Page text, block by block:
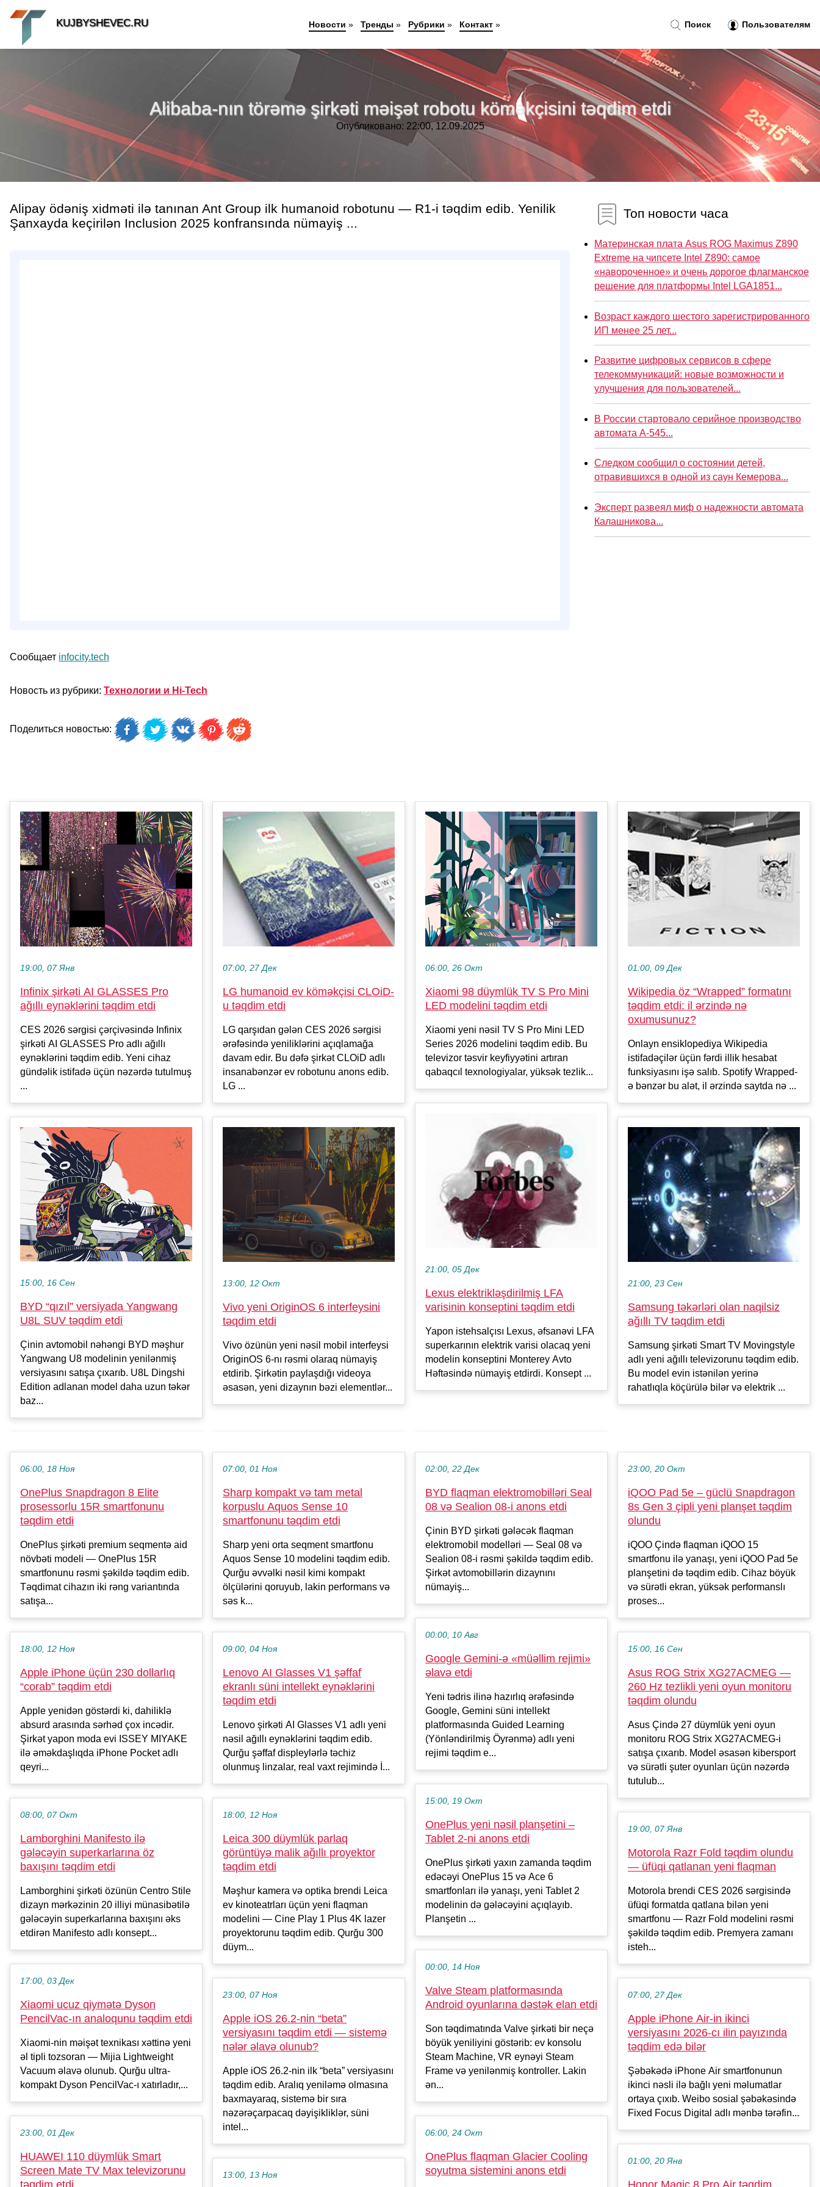
Alibaba-nın törəmə şirkəti məişət robotu köməkçisini təqdim etdi
Опубликовано: 22:00, 12.09.2025
Alipay ödəniş xidməti ilə tanınan Ant Group ilk humanoid robotunu — R1-i təqdim edib. Yenilik
Şanxayda keçirilən Inclusion 2025 konfransında nümayiş ...
Сообщает infocity.tech
Новость из рубрики: Технологии и Hi-Tech
Поделиться новостью:
Топ новости часа
Материнская плата Asus ROG Maximus Z890
Extreme на чипсете Intel Z890: самое
«навороченное» и очень дорогое флагманское
решение для платформы Intel LGA1851...
Возраст каждого шестого зарегистрированного
ИП менее 25 лет...
Развитие цифровых сервисов в сфере
телекоммуникаций: новые возможности и
улучшения для пользователей...
В России стартовало серийное производство
автомата А-545...
Следком сообщил о состоянии детей,
отравившихся в одной из саун Кемерова...
Эксперт развеял миф о надежности автомата
Калашникова...
19:00, 07 Янв
Infinix şirkəti AI GLASSES Pro
ağıllı eynəklərini təqdim etdi
CES 2026 sərgisi çərçivəsində Infinix
şirkəti AI GLASSES Pro adlı ağıllı
eynəklərini təqdim edib. Yeni cihaz
gündəlik istifadə üçün nəzərdə tutulmuş
...
15:00, 16 Сен
BYD “qızıl” versiyada Yangwang
U8L SUV təqdim etdi
Çinin avtomobil nəhəngi BYD məşhur
Yangwang U8 modelinin yenilənmiş
versiyasını satışa çıxarıb. U8L Dingshi
Edition adlanan model daha uzun təkər
baz...
07:00, 27 Дек
LG humanoid ev köməkçisi CLOiD-
u təqdim etdi
LG qarşıdan gələn CES 2026 sərgisi
ərəfəsində yeniliklərini açıqlamağa
davam edir. Bu dəfə şirkət CLOiD adlı
insanabənzər ev robotunu anons edib.
LG ...
13:00, 12 Окт
Vivo yeni OriginOS 6 interfeysini
təqdim etdi
Vivo özünün yeni nəsil mobil interfeysi
OriginOS 6-nı rəsmi olaraq nümayiş
etdirib. Şirkətin paylaşdığı videoya
əsasən, yeni dizaynın bəzi elementlər...
06:00, 26 Окт
Xiaomi 98 düymlük TV S Pro Mini
LED modelini təqdim etdi
Xiaomi yeni nəsil TV S Pro Mini LED
Series 2026 modelini təqdim edib. Bu
televizor təsvir keyfiyyətini artıran
qabaqcıl texnologiyalar, yüksək tezlik...
21:00, 05 Дек
Lexus elektrikləşdirilmiş LFA
varisinin konseptini təqdim etdi
Yapon istehsalçısı Lexus, əfsanəvi LFA
superkarının elektrik varisi olacaq yeni
modelin konseptini Monterey Avto
Həftəsində nümayiş etdirdi. Konsept ...
01:00, 09 Дек
Wikipedia öz “Wrapped” formatını
təqdim etdi: il ərzində nə
oxumusunuz?
Onlayn ensiklopediya Wikipedia
istifadəçilər üçün fərdi illik hesabat
funksiyasını işə salıb. Spotify Wrapped-
ə bənzər bu alət, il ərzində saytda nə ...
21:00, 23 Сен
Samsung təkərləri olan naqilsiz
ağıllı TV təqdim etdi
Samsung şirkəti Smart TV Movingstyle
adlı yeni ağıllı televizorunu təqdim edib.
Bu model evin istənilən yerinə
rahatlıqla köçürülə bilər və elektrik ...
06:00, 18 Ноя
OnePlus Snapdragon 8 Elite
prosessorlu 15R smartfonunu
təqdim etdi
OnePlus şirkəti premium seqmentə aid
növbəti modeli — OnePlus 15R
smartfonunu rəsmi şəkildə təqdim edib.
Təqdimat cihazın iki rəng variantında
satışa...
18:00, 12 Ноя
Apple iPhone üçün 230 dollarlıq
“corab” təqdim etdi
Apple yenidən göstərdi ki, dahiliklə
absurd arasında sərhəd çox incədir.
Şirkət yapon moda evi ISSEY MIYAKE
ilə əməkdaşlıqda iPhone Pocket adlı
qeyri...
08:00, 07 Окт
Lamborghini Manifesto ilə
gələcəyin superkarlarına öz
baxışını təqdim etdi
Lamborghini şirkəti özünün Centro Stile
dizayn mərkəzinin 20 illiyi münasibətilə
gələcəyin superkarlarına baxışını əks
etdirən Manifesto adlı konsept...
17:00, 03 Дек
Xiaomi ucuz qiymətə Dyson
PencilVac-ın analoqunu təqdim etdi
Xiaomi-nin məişət texnikası xəttinə yeni
əl tipli tozsoran — Mijia Lightweight
Vacuum əlavə olunub. Qurğu ultra-
kompakt Dyson PencilVac-ı xatırladır,...
23:00, 01 Дек
HUAWEI 110 düymlük Smart
Screen Mate TV Max televizorunu
təqdim etdi
07:00, 01 Ноя
Sharp kompakt və tam metal
korpuslu Aquos Sense 10
smartfonunu təqdim etdi
Sharp yeni orta seqment smartfonu
Aquos Sense 10 modelini təqdim edib.
Qurğu əvvəlki nəsil kimi kompakt
ölçülərini qoruyub, lakin performans və
səs k...
09:00, 04 Ноя
Lenovo AI Glasses V1 şəffaf
ekranlı süni intellekt eynəklərini
təqdim etdi
Lenovo şirkəti AI Glasses V1 adlı yeni
nəsil ağıllı eynəklərini təqdim edib.
Qurğu şəffaf displeylərlə təchiz
olunmuş linzalar, real vaxt rejimində İ...
18:00, 12 Ноя
Leica 300 düymlük parlaq
görüntüyə malik ağıllı proyektor
təqdim etdi
Məşhur kamera və optika brendi Leica
ev kinoteatrları üçün yeni flaqman
modelini — Cine Play 1 Plus 4K lazer
proyektorunu təqdim edib. Qurğu 300
düym...
23:00, 07 Ноя
Apple iOS 26.2-nin “beta”
versiyasını təqdim etdi — sistemə
nələr əlavə olunub?
Apple iOS 26.2-nin ilk “beta” versiyasını
təqdim edib. Aralıq yeniləmə olmasına
baxmayaraq, sistemə bir sıra
nəzərəçarpacaq dəyişikliklər, süni
intel...
13:00, 13 Ноя
02:00, 22 Дек
BYD flaqman elektromobilləri Seal
08 və Sealion 08-i anons etdi
Çinin BYD şirkəti gələcək flaqman
elektromobil modelləri — Seal 08 və
Sealion 08-i rəsmi şəkildə təqdim edib.
Şirkət avtomobillərin dizaynını
nümayiş...
00:00, 10 Авг
Google Gemini-ə «müəllim rejimi»
əlavə etdi
Yeni tədris ilinə hazırlıq ərəfəsində
Google, Gemini süni intellekt
platformasında Guided Learning
(Yönləndirilmiş Öyrənmə) adlı yeni
rejimi təqdim e...
15:00, 19 Окт
OnePlus yeni nəsil planşetini –
Tablet 2-ni anons etdi
OnePlus şirkəti yaxın zamanda təqdim
edəcəyi OnePlus 15 və Ace 6
smartfonları ilə yanaşı, yeni Tablet 2
modelinin də gələcəyini açıqlayıb.
Planşetin ...
00:00, 14 Ноя
Valve Steam platformasında
Android oyunlarına dəstək elan etdi
Son təqdimatında Valve şirkəti bir neçə
böyük yeniliyini göstərib: ev konsolu
Steam Machine, VR eynəyi Steam
Frame və yenilənmiş kontroller. Lakin
ən...
06:00, 24 Окт
OnePlus flaqman Glacier Cooling
soyutma sistemini anons etdi
23:00, 20 Окт
iQOO Pad 5e – güclü Snapdragon
8s Gen 3 çipli yeni planşet təqdim
olundu
iQOO Çində flaqman iQOO 15
smartfonu ilə yanaşı, yeni iQOO Pad 5e
planşetini də təqdim edib. Cihaz böyük
və sürətli ekran, yüksək performanslı
proses...
15:00, 16 Сен
Asus ROG Strix XG27ACMEG —
260 Hz tezlikli yeni oyun monitoru
təqdim olundu
Asus Çində 27 düymlük yeni oyun
monitoru ROG Strix XG27ACMEG-i
satışa çıxarıb. Model əsasən kibersport
və sürətli şuter oyunları üçün nəzərdə
tutulub...
19:00, 07 Янв
Motorola Razr Fold təqdim olundu
— üfüqi qatlanan yeni flaqman
Motorola brendi CES 2026 sərgisində
üfüqi formatda qatlana bilən yeni
smartfonu — Razr Fold modelini rəsmi
şəkildə təqdim edib. Premyera zamanı
isteh...
07:00, 27 Дек
Apple iPhone Air-in ikinci
versiyasını 2026-cı ilin payızında
təqdim edə bilər
Şəbəkədə iPhone Air smartfonunun
ikinci nəsli ilə bağlı yeni məlumatlar
ortaya çıxıb. Weibo sosial şəbəkəsində
Fixed Focus Digital adlı mənbə tərəfin...
01:00, 20 Янв
Honor Magic 8 Pro Air təqdim
Поиск Пользователям
KUJBYSHEVEC.RU Новости » Тренды » Рубрики » Контакт»